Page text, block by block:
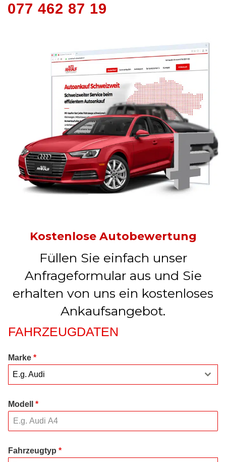
077 462 87 19
Kostenlose Autobewertung
Füllen Sie einfach unser
Anfrageformular aus und Sie
erhalten von uns ein kostenloses
Ankaufsangebot.
FAHRZEUGDATEN
Marke *
E.g. Audi
Modell *
Fahrzeugtyp *